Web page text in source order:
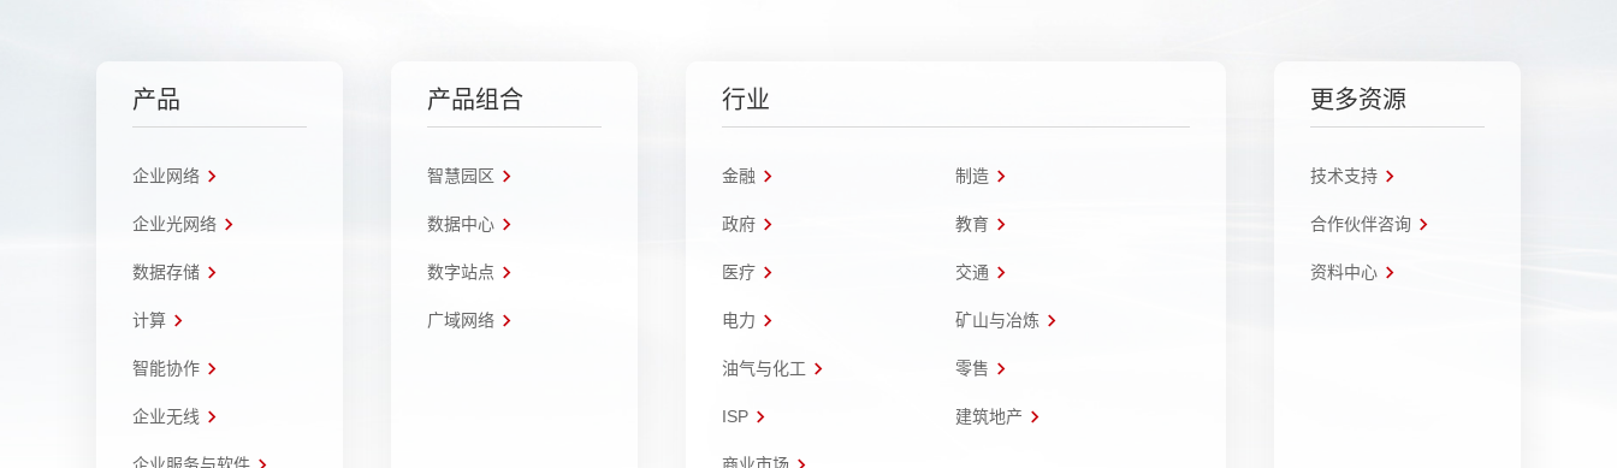
产品
企业网络
企业光网络
数据存储
计算
智能协作
企业无线
产品组合
智慧园区
数据中心
数字站点
广域网络
行业
金融 制造
政府 教育
医疗 交通
电力 矿山与冶炼
油气与化工 零售
ISP 建筑地产
更多资源
技术支持
合作伙伴咨询
资料中心